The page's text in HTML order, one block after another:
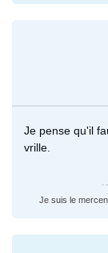
Je pense qu'il
vrille.
Je suis le